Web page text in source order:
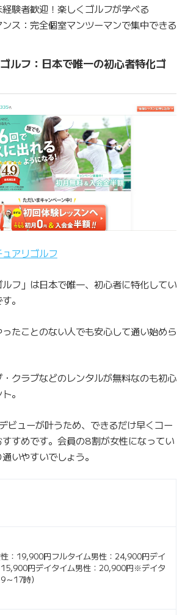
験者歓迎！楽しくゴルフが学べる
ス：完全個室マンツーマンで集中できる
ルフ：日本で唯一の初心者特化ゴ
アリゴルフ
ルフ」は日本で唯一、初心者に特化してい
。
たことのない人でも安心して通い始めら
クラブなどのレンタルが無料なのも初心
。
ビューが叶うため、できるだけ早くコー
すめです。会員の8割が女性になってい
いやすいでしょう。
：19,900円フルタイム男性：24,900円デイ
15,900円デイタイム男性：20,900円※デイタ
～17時）